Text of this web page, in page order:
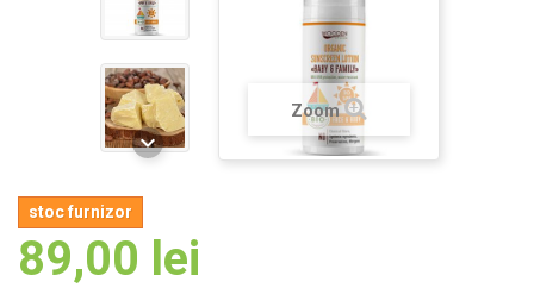
Zoom
stoc furnizor
89,00 lei